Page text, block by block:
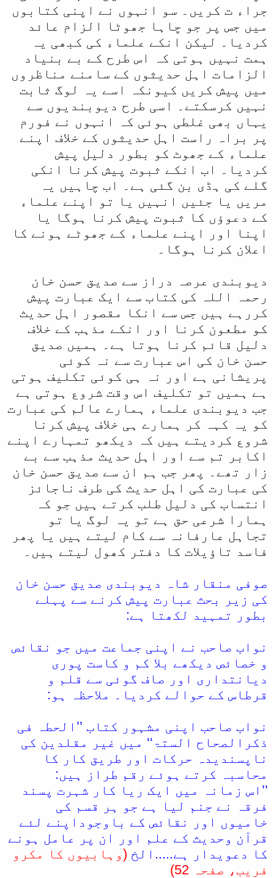
جراء ت کریں۔ سو انہوں نے اپنی کتابوں
میں جس پر جو چاہا جھوٹا الزام عائد
کردیا۔ لیکن انکے علماء کی کبھی یہ
ہمت نہیں ہوتی کہ اس طرح کے بے بنیاد
الزامات اہل حدیثوں کے سامنے مناظروں
میں‌ پیش کریں کیونکہ اسے یہ لوگ ثابت
نہیں کرسکتے۔ اسی طرح دیوبندیوں سے
یہاں بھی غلطی ہوئی کہ انہوں نے فورم
پر براہ راست اہل حدیثوں کے خلاف اپنے
علماء کے جھوٹ کو بطور دلیل پیش
کردیا۔ اب انکے ثبوت پیش کرنا انکی
گلے کی ہڈی بن گئی ہے۔ اب چاہیں یہ
مریں یا جئیں انہیں یا تو اپنے علماء
کے دعوؤں کا ثبوت پیش کرنا ہوگا یا
اپنا اور اپنے علماء کے جھوٹے ہونے کا
اعلان کرنا ہوگا۔
دیوبندی عرصہ دراز سے صدیق حسن خان
رحمہ اللہ کی کتاب سے ایک عبارت پیش
کررہے ہیں جس سے انکا مقصور اہل حدیث
کو مطعون کرنا اور انکے مذہب کے خلاف
دلیل قائم کرنا ہوتا ہے۔ ہمیں صدیق
حسن خان کی اس عبارت سے نہ کوئی
پریشانی ہے اور نہ ہی کوئی تکلیف ہوتی
ہے ہمیں تو تکلیف اس وقت شروع ہوتی ہے
جب دیوبندی علماء ہمارے عالم کی عبارت
کو یہ کہہ کر ہمارے ہی خلاف پیش کرنا
شروع کردیتے ہیں کہ دیکھو تمہارے اپنے
اکابر تم سے اور اہل حدیث مذہب سے بے
زار تھے۔ پھر جب ہم ان سے صدیق حسن خان
کی عبارت کی اہل حدیث کی طرف ناجائز
انتساب کی دلیل طلب کرتے ہیں جو کہ
ہمارا شرعی حق ہے تو یہ لوگ یا تو
تجاہل عارفانہ سے کام لیتے ہیں یا پھر
فاسد تاؤیلات کا دفتر کھول لیتے ہیں۔
صوفی منقار شاہ دیوبندی صدیق حسن خان
کی زیر بحث عبارت پیش کرنے سے پہلے
بطور تمہید لکھتا ہے:
نواب صاحب نے اپنی جماعت میں جو نقائص
و خصائص دیکھے بلا کم و کاست پوری
دیانتداری اور صاف گوئی سے قلم و
قرطاس کے حوالے کردیا۔ ملاحظہ ہو:
نواب صاحب اپنی مشہور کتاب ’’الحطہ فی
ذکرالصحاح الستۃ‘‘ میں غیر مقلدین کی
ناپسندیدہ حرکات اور طریق کار کا
محاسبہ کرتے ہوئے رقم طراز ہیں:
’’اس زمانہ میں ایک ریا کار شہرت پسند
فرقہ نے جنم لیا ہے جو ہر قسم کی
خامیوں اور نقائص کے باوجوداپنے لئے
قرآن وحدیث کے علم اور ان پر عامل ہونے
کا دعویدار ہے.....الخ (وہابیوں کا مکرو
فریب، صفحہ 52)